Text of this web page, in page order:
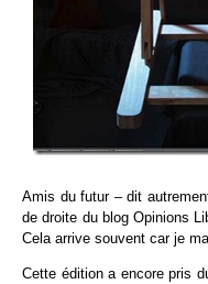
Amis du futur – dit
de droite du blog Opinions
Cela arrive souvent car je
Cette édition a encore pris